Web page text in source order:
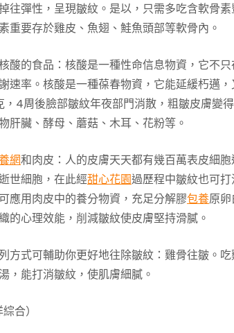
往彈性，呈現皺紋。是以，只需多吃含軟骨
重要存於雞皮、魚翅、鮭魚頭部等軟骨內。
酸的食品：核酸是一種性命信息物資，它不
速率。核酸是一種葆春物資，它能延緩朽邁
，4周後臉部皺紋年夜部門消散，粗皺皮膚變
肝臟、酵母、蘑菇、木耳、花粉等。
網和肉皮：人的皮膚天天都有幾百萬表皮細
世細胞，在此經甜心花園過歷程中皺紋也可
應用肉皮中的養分物資，充足分解膠包養原卵
的心理效能，削減皺紋使皮膚堅持滑膩。
方式可輔助你更好地往除皺紋：雞骨往皺。
，能打消皺紋，使肌膚細膩。
合）